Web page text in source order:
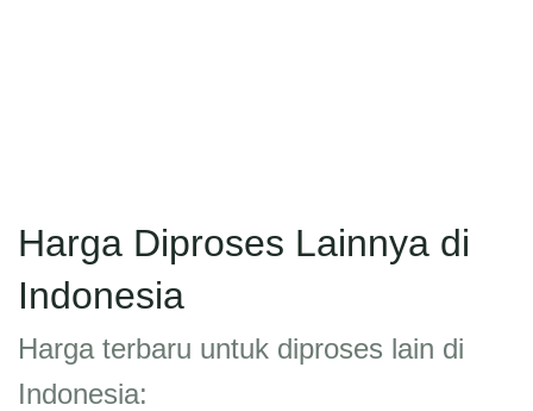
Harga Diproses Lainnya di
Indonesia
Harga terbaru untuk diproses lain di
Indonesia: